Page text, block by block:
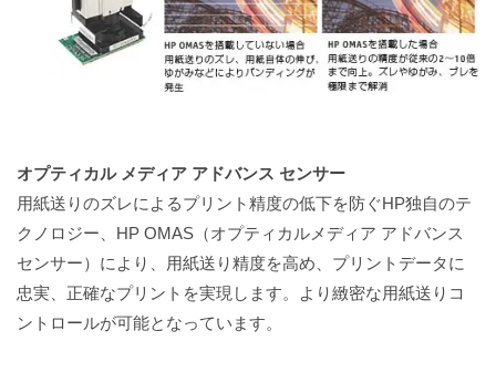
オプティカル メディア アドバンス センサー
用紙送りのズレによるプリント精度の低下を防ぐHP独自のテ
クノロジー、HP OMAS（オプティカルメディア アドバンス
センサー）により、用紙送り精度を高め、プリントデータに
忠実、正確なプリントを実現します。より緻密な用紙送りコ
ントロールが可能となっています。